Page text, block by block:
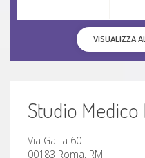
VISUALIZZA
Studio Medico
Via Gallia 60
00183 Roma, RM